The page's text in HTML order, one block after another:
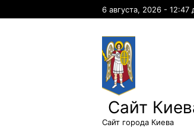
6 августа, 2026 - 12:47
Сайт
Сайт города Киева